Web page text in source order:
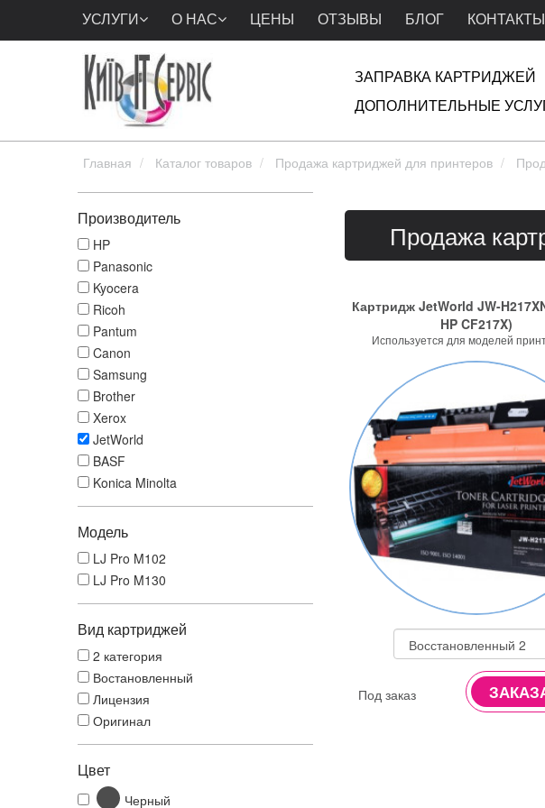
УСЛУГИ О НАС ЦЕНЫ ОТЗЫВЫ БЛОГ КОНТАКТЫ
ЗАПРАВКА КАРТРИДЖЕЙ
ДОПОЛНИТЕЛЬНЫЕ
Главная Каталог товаров Продажа картриджей для принтеров
Производитель
HP
Panasonic
Kyocera
Ricoh
Pantum
Canon
Samsung
Brother
Xerox
JetWorld
BASF
Konica Minolta
Модель
LJ Pro M102
LJ Pro M130
Вид картриджей
2 категория
Востановленный
Лицензия
Оригинал
Цвет
Черный
Продажа
Картридж JetWorld JW-
HP CF217X)
Используется для моделей
Под заказ